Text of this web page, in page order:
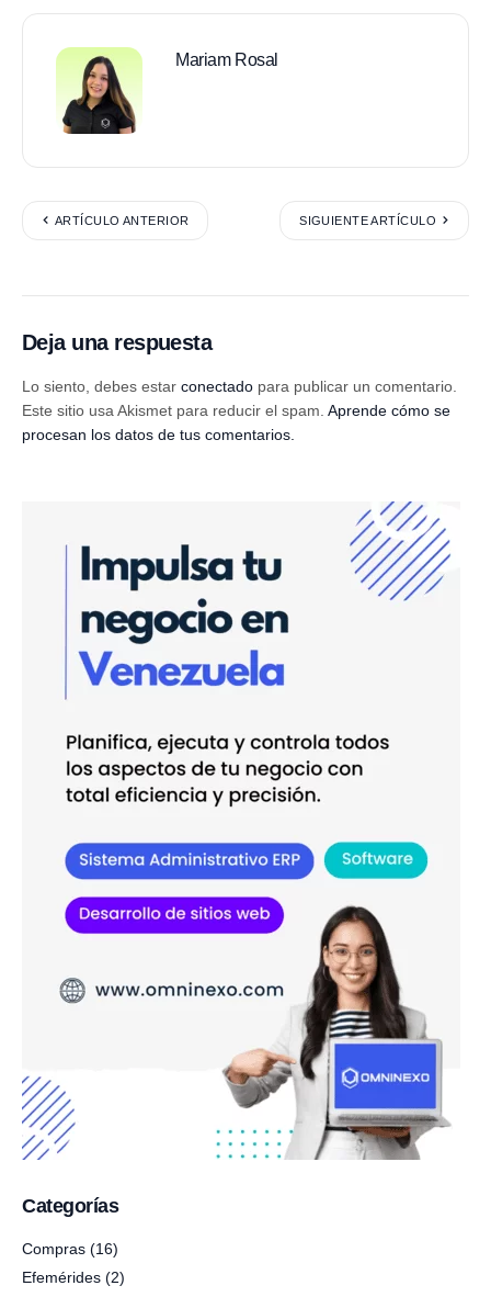
Mariam Rosal
ARTÍCULO ANTERIOR SIGUIENTE ARTÍCULO
Deja una respuesta
Lo siento, debes estar conectado para publicar un comentario.
Este sitio usa Akismet para reducir el spam. Aprende cómo se
procesan los datos de tus comentarios.
Categorías
Compras (16)
Efemérides (2)